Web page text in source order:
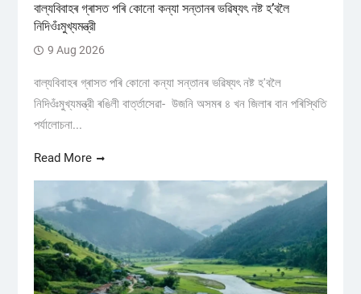
বাল্যবিবাহৰ গ্ৰাসত পৰি কোনো কন্যা সন্তানৰ ভৱিষ্যৎ নষ্ট হ’বলৈ
নিদিওঁঃমুখ্যমন্ত্রী
9 Aug 2026
বাল্যবিবাহৰ গ্ৰাসত পৰি কোনো কন্যা সন্তানৰ ভৱিষ্যৎ নষ্ট হ'বলৈ
নিদিওঁঃমুখ্যমন্ত্রী ৰঙিলী বাৰ্ত্তাসেৱা- উজনি অসমৰ ৪ খন জিলাৰ বান পৰিস্থিতি
পৰ্যালোচনা...
Read More